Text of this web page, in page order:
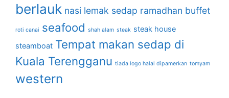
berlauk nasi lemak sedap ramadhan buffet
roti canai seafood shah alam steak steak house
steamboat Tempat makan sedap di
Kuala Terengganu tiada logo halal dipamerkan tomyam
western